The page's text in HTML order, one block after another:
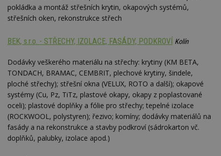
pokládka a montáž střešních krytin, okapových systémů,
střešních oken, rekonstrukce střech
BEK, s.r.o. - STŘECHY, IZOLACE, FASÁDY, PODKROVÍ Kolín
Dodávky veškerého materiálu na střechy: krytiny (KM BETA,
TONDACH, BRAMAC, CEMBRIT, plechové krytiny, šindele,
ploché střechy); střešní okna (VELUX, ROTO a další); okapové
systémy (Cu, Pz, TiTz, plastové okapy, okapy z poplastované
oceli); plastové doplňky a fólie pro střechy; tepelné izolace
(ROCKWOOL, polystyren); řezivo; komíny; dodávky materiálů na
fasády a na rekonstrukce a stavby podkroví (sádrokarton vč.
doplňků, palubky, izolace apod.)